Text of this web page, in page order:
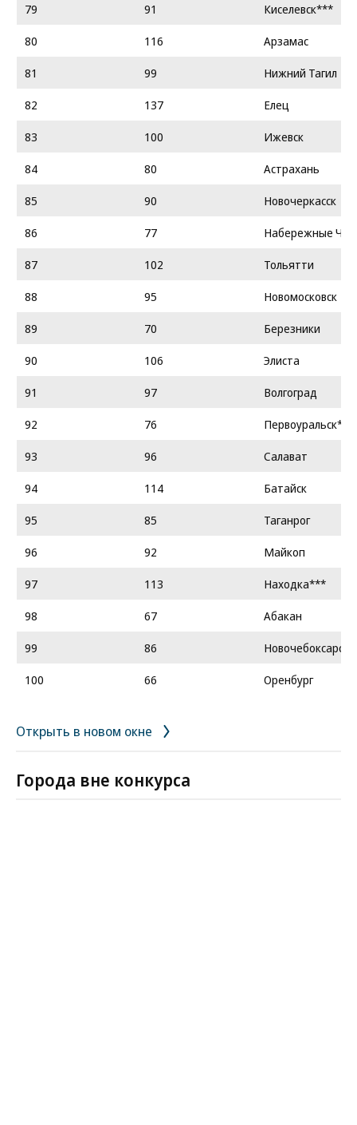
79
91
Киселевск***
80
116
Арзамас
81
99
Нижний Тагил
82
137
Елец
83
100
Ижевск
84
80
Астрахань
85
90
Новочеркасск
86
77
Набережные
87
102
Тольятти
88
95
Новомосковск
89
70
Березники
90
106
Элиста
91
97
Волгоград
92
76
Первоуральск***
93
96
Салават
94
114
Батайск
95
85
Таганрог
96
92
Майкоп
97
113
Находка***
98
67
Абакан
99
86
Новочебоксарск
100
66 Оренбург
Открыть в новом окне
Города вне конкурса